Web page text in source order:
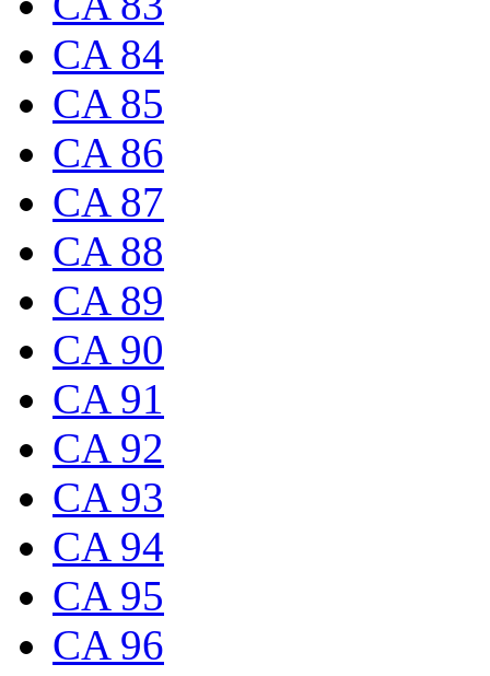
CA 84
CA 85
CA 86
CA 87
CA 88
CA 89
CA 90
CA 91
CA 92
CA 93
CA 94
CA 95
CA 96